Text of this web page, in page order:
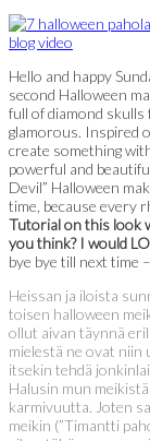
Hello and happy
second Halloween
full of diamond
glamorous. Inspired
create something
powerful and
Devil” Halloween
time, because every
Tutorial on this look
you think? I would
bye bye till next time
Heissan ja iloista
toisen halloween
ollut aivan täynnä
mielestä ne ovat niin
itsekin tehdä
Halusin mun
karmivuutta. Joten
meikin (”Timantti